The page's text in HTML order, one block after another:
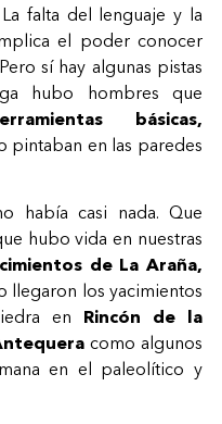
falta del lenguaje y la
el poder conocer
sí hay algunas pistas
hubo hombres que
básicas,
pintaban en las paredes
había casi nada. Que
hubo vida en nuestras
de La Araña,
llegaron los yacimientos
en Rincón de la
como algunos
en el paleolítico y